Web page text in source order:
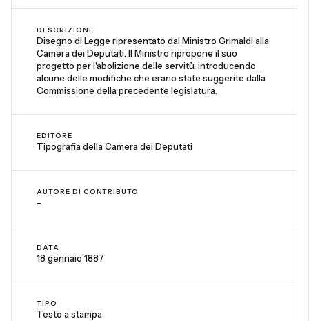
DESCRIZIONE
Disegno di Legge ripresentato dal Ministro Grimaldi alla
Camera dei Deputati. Il Ministro ripropone il suo
progetto per l'abolizione delle servitù, introducendo
alcune delle modifiche che erano state suggerite dalla
Commissione della precedente legislatura.
EDITORE
Tipografia della Camera dei Deputati
AUTORE DI CONTRIBUTO
-
DATA
18 gennaio 1887
TIPO
Testo a stampa